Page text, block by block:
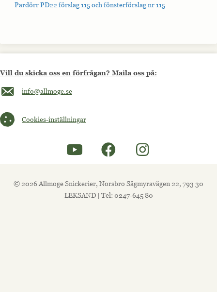
Pardörr PD22 förslag 115 och fönsterförslag nr 115
Vill du skicka oss en förfrågan? Maila oss på:
Maila oss på info@allmoge.se
info@allmoge.se
Cookies-inställningar
Cookies-inställningar
© 2026 Allmoge Snickerier, Norsbro Sågmyravägen 22, 793 30
LEKSAND | Tel: 0247-645 80